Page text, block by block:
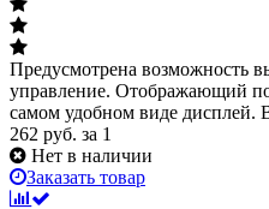
Предусмотрена возможность
управление. Отображающий
самом удобном виде дисплей.
262 руб. за 1
Нет в наличии
Заказать товар